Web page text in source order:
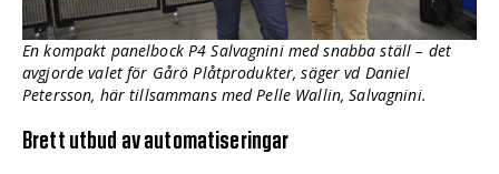
En kompakt panelbock P4 Salvagnini med snabba ställ – det
avgjorde valet för Gårö Plåtprodukter, säger vd Daniel
Petersson, här tillsammans med Pelle Wallin, Salvagnini.
Brett utbud av automatiseringar